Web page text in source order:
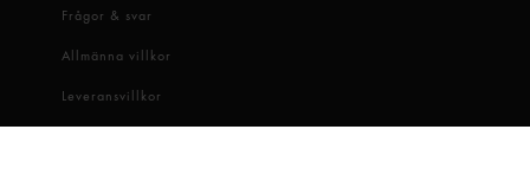
Frågor & svar
Allmänna villkor
Leveransvillkor